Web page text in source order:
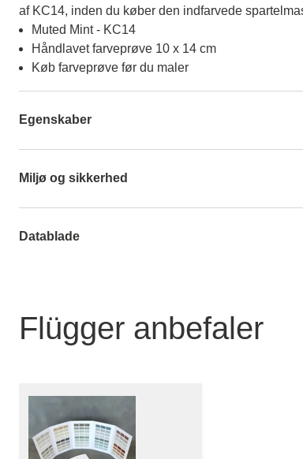
af KC14, inden du køber den indfarvede
Muted Mint - KC14
Håndlavet farveprøve 10 x 14 cm
Køb farveprøve før du maler
Egenskaber
Miljø og sikkerhed
Datablade
Flügger anbefaler